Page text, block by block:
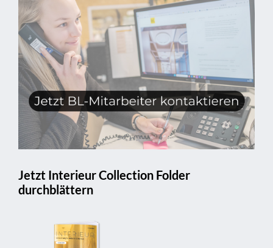
Jetzt Interieur Collection Folder
durchblättern